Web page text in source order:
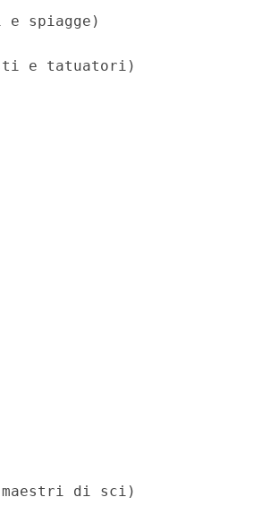
e spiagge)
e tatuatori)
di sci)